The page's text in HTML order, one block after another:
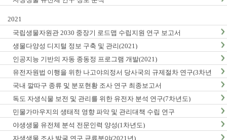
2021
국립생물자원관 2030 중장기 로드맵 수립지원 연구 보고서
생물다양성 디지털 정보 구축 및 관리(2021)
인공지능 기반의 자동 종동정 프로그램 개발(2021)
유전자원법 이행을 위한 나고야의정서 당사국의 규제절차 연구(3차년
도)
국내 깔따구 종류 및 분포현황 조사 연구 최종보고서
독도 자생식물 보전 및 관리를 위한 유전자 분석 연구(7차년도)
민물가마우지의 생태적 영향 파악 및 관리대책 수립 연구
야생생물 유전체 분석 전문인력 양성(1차년도)
자생생물 조사 발굴 연구 균류분야(2021년)